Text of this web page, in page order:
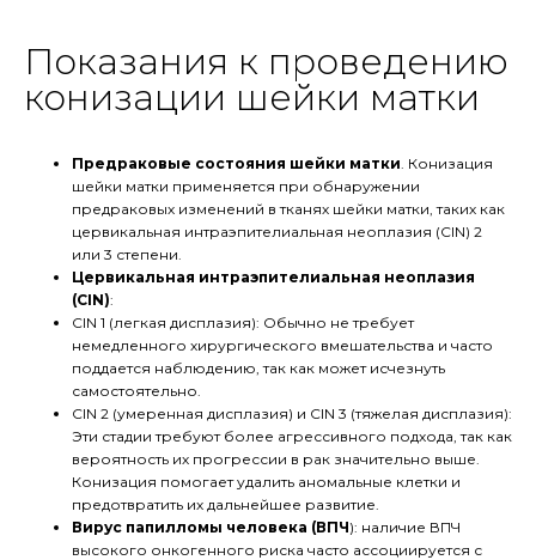
Показания к проведению
конизации шейки матки
Предраковые состояния шейки матки . Конизация
шейки матки применяется при обнаружении
предраковых изменений в тканях шейки матки, таких как
цервикальная интраэпителиальная неоплазия (CIN) 2
или 3 степени.
Цервикальная интраэпителиальная неоплазия
(CIN):
CIN 1 (легкая дисплазия): Обычно не требует
немедленного хирургического вмешательства и часто
поддается наблюдению, так как может исчезнуть
самостоятельно.
CIN 2 (умеренная дисплазия) и CIN 3 (тяжелая дисплазия):
Эти стадии требуют более агрессивного подхода, так как
вероятность их прогрессии в рак значительно выше.
Конизация помогает удалить аномальные клетки и
предотвратить их дальнейшее развитие.
Вирус папилломы человека (ВПЧ): наличие ВПЧ
высокого онкогенного риска часто ассоциируется с